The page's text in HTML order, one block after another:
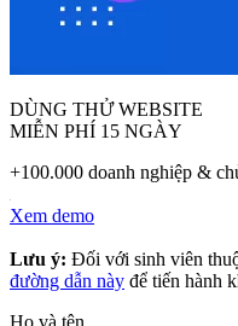
DÙNG THỬ WEBSITE
MIỄN PHÍ 15 NGÀY
+100.000 doanh nghiệp &
Xem demo
Lưu ý: Đối với sinh viên
đường dẫn này để tiến hành
Họ và tên